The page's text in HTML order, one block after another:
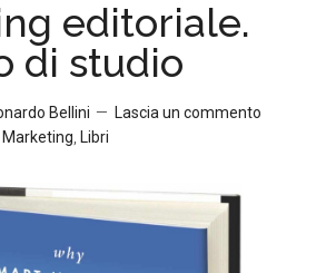
editoriale.
di studio
Bellini
Lascia un commento
Marketing Libri